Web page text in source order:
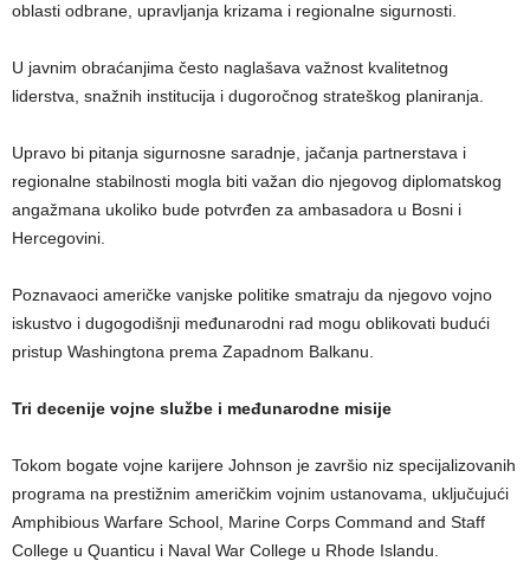
oblasti odbrane, upravljanja krizama i regionalne sigurnosti.
U javnim obraćanjima često naglašava važnost kvalitetnog
liderstva, snažnih institucija i dugoročnog strateškog planiranja.
Upravo bi pitanja sigurnosne saradnje, jačanja partnerstava i
regionalne stabilnosti mogla biti važan dio njegovog diplomatskog
angažmana ukoliko bude potvrđen za ambasadora u Bosni i
Hercegovini.
Poznavaoci američke vanjske politike smatraju da njegovo vojno
iskustvo i dugogodišnji međunarodni rad mogu oblikovati budući
pristup Washingtona prema Zapadnom Balkanu.
Tri decenije vojne službe i međunarodne misije
Tokom bogate vojne karijere Johnson je završio niz specijalizovanih
programa na prestižnim američkim vojnim ustanovama, uključujući
Amphibious Warfare School, Marine Corps Command and Staff
College u Quanticu i Naval War College u Rhode Islandu.